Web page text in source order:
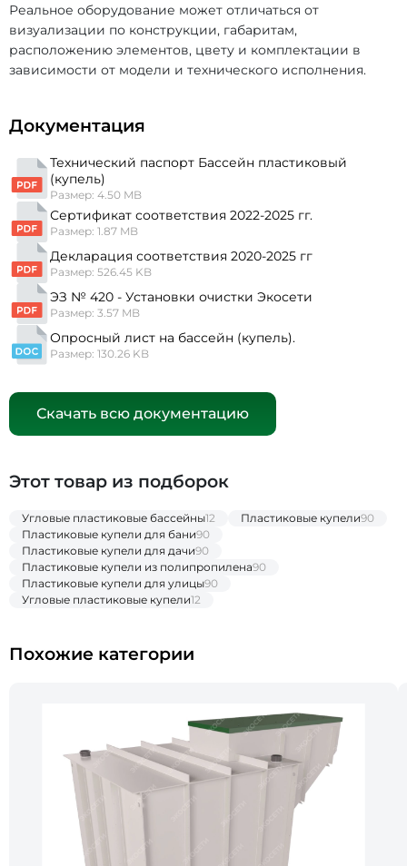
Реальное оборудование может отличаться от
визуализации по конструкции, габаритам,
расположению элементов, цвету и комплектации в
зависимости от модели и технического исполнения.
Документация
Технический паспорт Бассейн пластиковый
(купель)
Размер: 4.50 MB
Сертификат соответствия 2022-2025 гг.
Размер: 1.87 MB
Декларация соответствия 2020-2025 гг
Размер: 526.45 KB
ЭЗ № 420 - Установки очистки Экосети
Размер: 3.57 MB
Опросный лист на бассейн (купель).
Размер: 130.26 KB
Скачать всю документацию
Этот товар из подборок
Угловые пластиковые бассейны12 Пластиковые купели90
Пластиковые купели для бани90
Пластиковые купели для дачи90
Пластиковые купели из полипропилена90
Пластиковые купели для улицы90
Угловые пластиковые купели12
Похожие категории